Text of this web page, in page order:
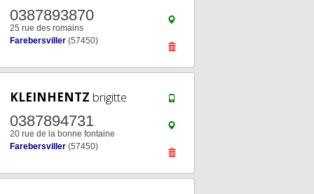
0387893870
25 rue des romains
Farebersviller (57450)
KLEINHENTZ brigitte
0387894731
20 rue de la bonne fontaine
Farebersviller (57450)